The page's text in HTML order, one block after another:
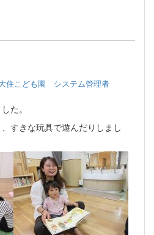
住こども園 システム管理者
た。
すきな玩具で遊んだりしまし